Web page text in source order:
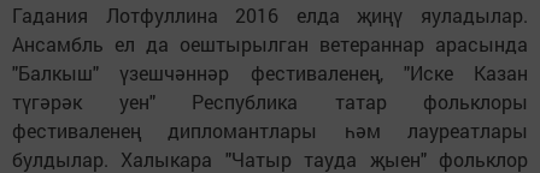
Гадания Лотфуллина 2016 елда җиңү яуладылар.
Ансамбль ел да оештырылган ветераннар арасында
"Балкыш" үзешчәннәр фестиваленең, "Иске Казан
түгәрәк уен" Республика татар фольклоры
фестиваленең дипломантлары һәм лауреатлары
булдылар. Халыкара "Чатыр тауда җыен" фольклор